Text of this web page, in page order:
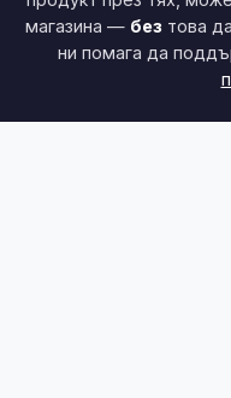
магазина — без това
ни помага да